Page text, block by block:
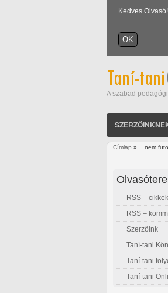
Kedves
A szabad
Címlap » …nem
RSS – cikkek
RSS –
Szerzőink
Taní-tani
Taní-tani
Taní-tani